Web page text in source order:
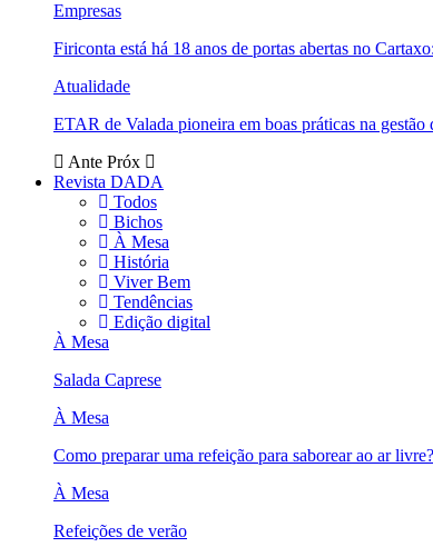
Empresas
Firiconta está há 18 anos de portas abertas no
Atualidade
ETAR de Valada pioneira em boas práticas na gestão
Ante Próx
Revista DADA
Todos
Bichos
À Mesa
História
Viver Bem
Tendências
Edição digital
À Mesa
Salada Caprese
À Mesa
Como preparar uma refeição para saborear ao ar livre?
À Mesa
Refeições de verão